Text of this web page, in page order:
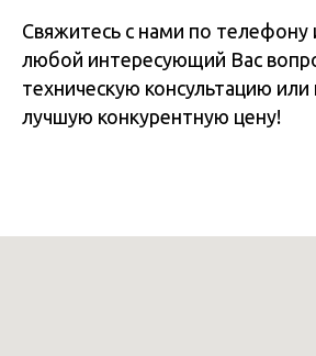
Свяжитесь с нами по
любой интересующий Вас
техническую консультацию
лучшую конкурентную цену!